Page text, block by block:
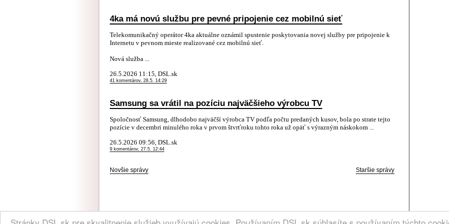
4ka má novú službu pre pevné pripojenie cez mobilnú sieť
Telekomunikačný operátor 4ka aktuálne oznámil spustenie poskytovania novej služby pre pripojenie k
Internetu v pevnom mieste realizované cez mobilnú sieť.
Nová služba ...
26.5.2026 11:15, DSL.sk
41 komentárov, 28.5. 14:29
Samsung sa vrátil na pozíciu najväčšieho výrobcu TV
Spoločnosť Samsung, dlhodobo najväčší výrobca TV podľa počtu predaných kusov, bola po strate tejto
pozície v decembri minulého roka v prvom štvrťroku tohto roka už opäť s výrazným náskokom ...
26.5.2026 09:56, DSL.sk
9 komentárov, 27.5. 12:44
Novšie správy Staršie správy
(C) 2004, 2005 DSL.sk | Všetky práva vyhradené. | Kontakt: admin @ dsl.sk